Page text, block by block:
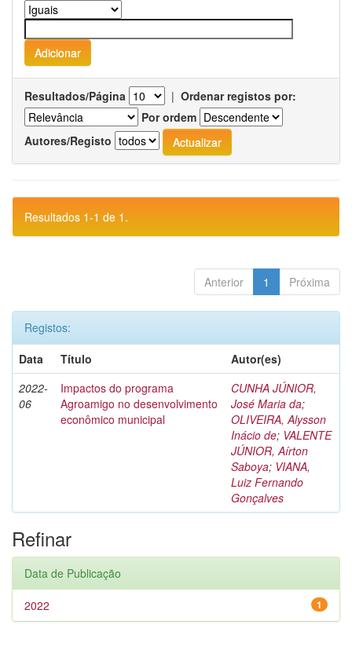
Resultados/Página | Ordenar registos por:
Por ordem
Autores/Registo
Resultados 1-1 de 1.
Anterior 1 Próxima
Registos:
Data
Título
Autor(es)
2022-
06
Impactos do programa
Agroamigo no desenvolvimento
econômico municipal
CUNHA JÚNIOR,
José Maria da;
OLIVEIRA, Alysson
Inácio de; VALENTE
JÚNIOR, Aírton
Saboya; VIANA,
Luiz Fernando
Gonçalves
Refinar
Data de Publicação
1
2022